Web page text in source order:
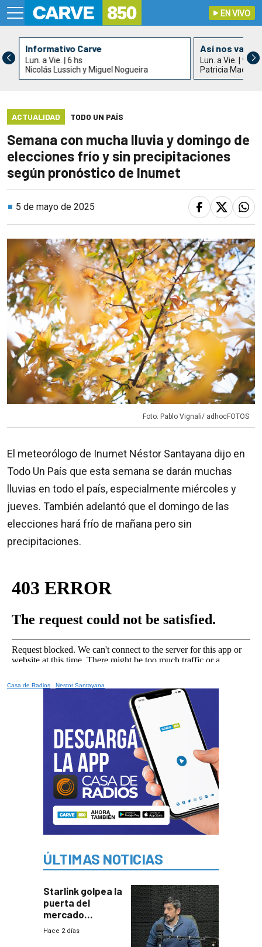
EN VIVO
Informativo Carve
Lun. a Vie. | 6 hs
Nicolás Lussich y Miguel Nogueira
Así nos va
Lun. a Vie. | 9 hs
Patricia Madrid
ACTUALIDAD TODO UN PAÍS
Semana con mucha lluvia y domingo de
elecciones frío y sin precipitaciones
según pronóstico de Inumet
5 de mayo de 2025
Foto: Pablo Vignali/ adhocFOTOS
El meteorólogo de Inumet Néstor Santayana dijo en
Todo Un País que esta semana se darán muchas
lluvias en todo el país, especialmente miércoles y
jueves. También adelantó que el domingo de las
elecciones hará frío de mañana pero sin
precipitaciones.
Casa de Radios · Nestor Santayana
ÚLTIMAS NOTICIAS
Starlink golpea la
puerta del
mercado
uruguayo y Antel
Hace 2 días